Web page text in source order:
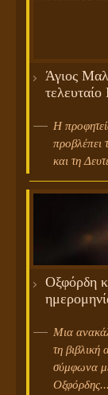
Άγιος
Η
προβλέπει
και τη
Οξφόρδη
Μια ανακάλυψη από τη NASA
τη βιβλική
σύμφωνα